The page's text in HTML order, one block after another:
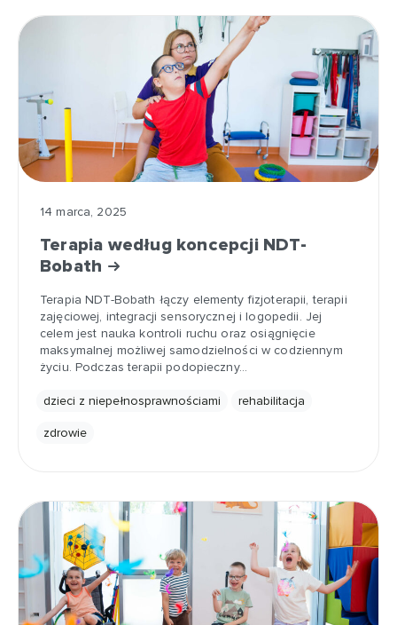
14 marca, 2025
Terapia według koncepcji NDT-
Bobath
Terapia NDT-Bobath łączy elementy fizjoterapii, terapii
zajęciowej, integracji sensorycznej i logopedii. Jej
celem jest nauka kontroli ruchu oraz osiągnięcie
maksymalnej możliwej samodzielności w codziennym
życiu. Podczas terapii podopieczny…
dzieci z niepełnosprawnościami rehabilitacja
zdrowie